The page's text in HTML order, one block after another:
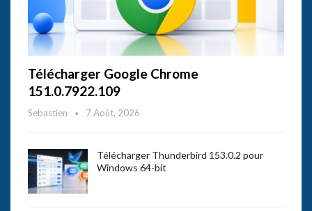
Télécharger Google Chrome
151.0.7922.109
Sebastien 7 Août, 2026
Télécharger Thunderbird 153.0.2 pour
Windows 64-bit